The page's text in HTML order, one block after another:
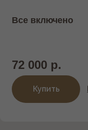
72 000 р.
Все включено
Купить